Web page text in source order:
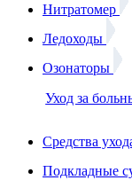
Нитратомер
Ледоходы
Озонаторы
Уход за
Средства
Подкладные